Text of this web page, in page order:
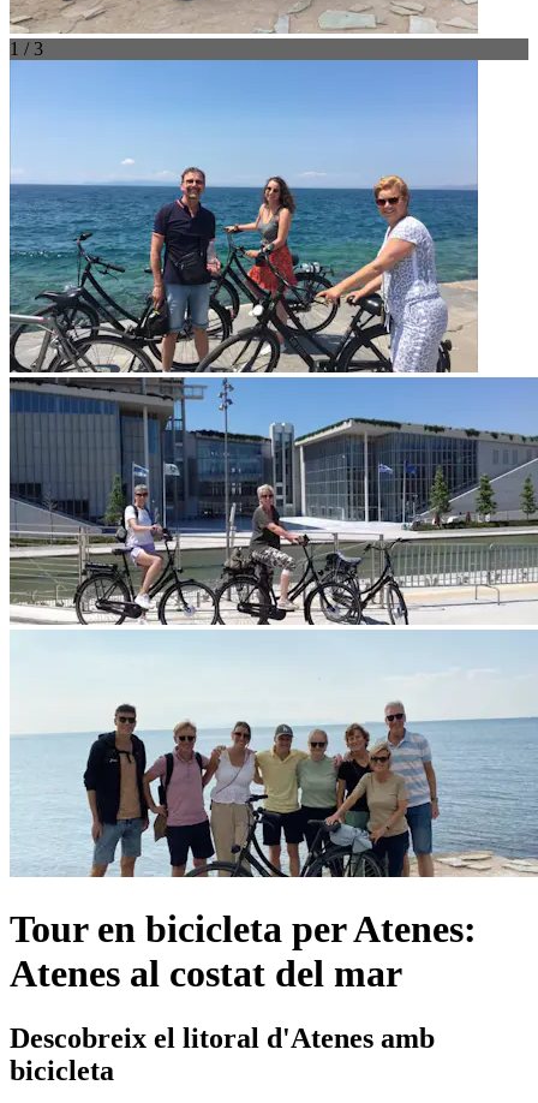
1 / 3
Tour en bicicleta per Atenes:
Atenes al costat del mar
Descobreix el litoral d'Atenes amb
bicicleta